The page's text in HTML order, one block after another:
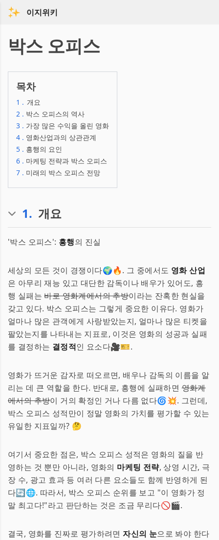
이지위키
박스 오피스
목차
1 . 개요
2 . 박스 오피스의 역사
3 . 가장 많은 수익을 올린 영화
4 . 영화산업과의 상관관계
5 . 흥행의 요인
6 . 마케팅 전략과 박스 오피스
7 . 미래의 박스 오피스 전망
1. 개요
'박스 오피스': 흥행의 진실
세상의 모든 것이 경쟁이다🌍🔥. 그 중에서도 영화 산업
은 아무리 재능 있고 대단한 감독이나 배우가 있어도, 흥
행 실패는바로 영화계에서의 추방이라는 잔혹한 현실을
갖고 있다. 박스 오피스는 그렇게 중요한 이유다. 영화가
얼마나 많은 관객에게 사랑받았는지, 얼마나 많은 티켓을
팔았는지를 나타내는 지표로, 이것은 영화의 성공과 실패
를 결정하는 결정적인 요소다🎥🎫.
영화가 뜨거운 감자로 떠오르면, 배우나 감독의 이름을 알
리는 데 큰 역할을 한다. 반대로, 흥행에 실패하면영화계
에서의 추방이 거의 확정인 거나 다름 없다🌀💥. 그런데,
박스 오피스 성적만이 정말 영화의 가치를 평가할 수 있는
유일한 지표일까? 🤔
여기서 중요한 점은, 박스 오피스 성적은 영화의 질을 반
영하는 것 뿐만 아니라, 영화의 마케팅 전략, 상영 시간, 극
장 수, 광고 효과 등 여러 다른 요소들도 함께 반영하게 된
다🔄🌐. 따라서, 박스 오피스 순위를 보고 "이 영화가 정
말 최고다!"라고 판단하는 것은 조금 무리다🚫🎬.
결국, 영화를 진짜로 평가하려면자신의 눈으로 봐야 한다